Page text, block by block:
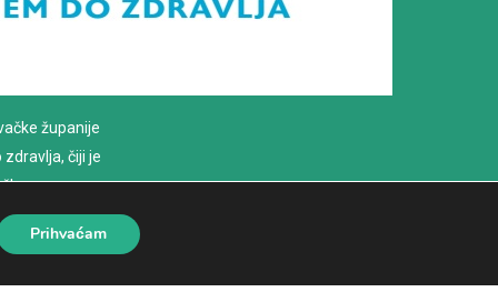
Prihvaćam
županije
čiji je